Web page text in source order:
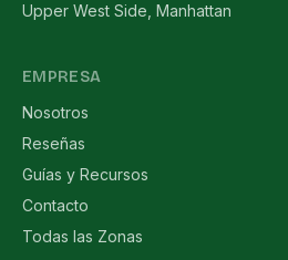
Upper West Side, Manhattan
EMPRESA
Nosotros
Reseñas
Guías y Recursos
Contacto
Todas las Zonas